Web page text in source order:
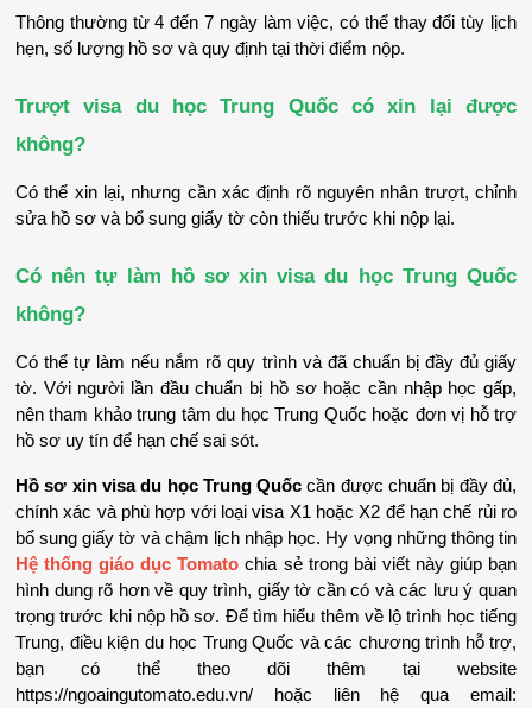
Thông thường từ 4 đến 7 ngày làm việc, có thể thay đổi tùy lịch
hẹn, số lượng hồ sơ và quy định tại thời điểm nộp.
Trượt visa du học Trung Quốc có xin lại được
không?
Có thể xin lại, nhưng cần xác định rõ nguyên nhân trượt, chỉnh
sửa hồ sơ và bổ sung giấy tờ còn thiếu trước khi nộp lại.
Có nên tự làm hồ sơ xin visa du học Trung Quốc
không?
Có thể tự làm nếu nắm rõ quy trình và đã chuẩn bị đầy đủ giấy
tờ. Với người lần đầu chuẩn bị hồ sơ hoặc cần nhập học gấp,
nên tham khảo trung tâm du học Trung Quốc hoặc đơn vị hỗ trợ
hồ sơ uy tín để hạn chế sai sót.
Hồ sơ xin visa du học Trung Quốc cần được chuẩn bị đầy đủ,
chính xác và phù hợp với loại visa X1 hoặc X2 để hạn chế rủi ro
Hệ thống giáo dục Tomato chia sẻ trong bài viết này giúp bạn
hình dung rõ hơn về quy trình, giấy tờ cần có và các lưu ý quan
trọng trước khi nộp hồ sơ. Để tìm hiểu thêm về lộ trình học tiếng
Trung, điều kiện du học Trung Quốc và các chương trình hỗ trợ,
bạn có thể theo dõi thêm tại website